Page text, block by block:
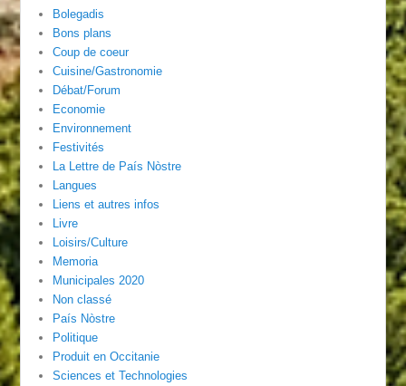
Bolegadis
Bons plans
Coup de coeur
Cuisine/Gastronomie
Débat/Forum
Economie
Environnement
Festivités
La Lettre de País Nòstre
Langues
Liens et autres infos
Livre
Loisirs/Culture
Memoria
Municipales 2020
Non classé
País Nòstre
Politique
Produit en Occitanie
Sciences et Technologies